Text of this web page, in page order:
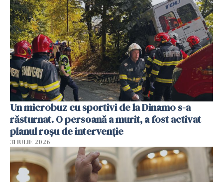
Un microbuz cu sportivi de la Dinamo s-a
răsturnat. O persoană a murit, a fost activat
planul roșu de intervenție
31 IULIE 2026